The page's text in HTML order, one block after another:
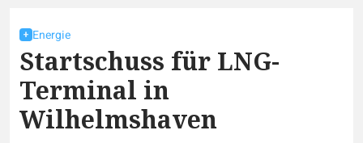
Energie
Startschuss für LNG-
Terminal in
Wilhelmshaven